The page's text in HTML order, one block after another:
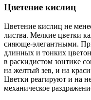
Цветение кислиц
Цветение кислиц не
листва. Мелкие цветки
сияюще-элегантными.
длинных и тонких
в раскидистом зонтике
на желтый зев, и на
Цветки реагируют и на
механическое